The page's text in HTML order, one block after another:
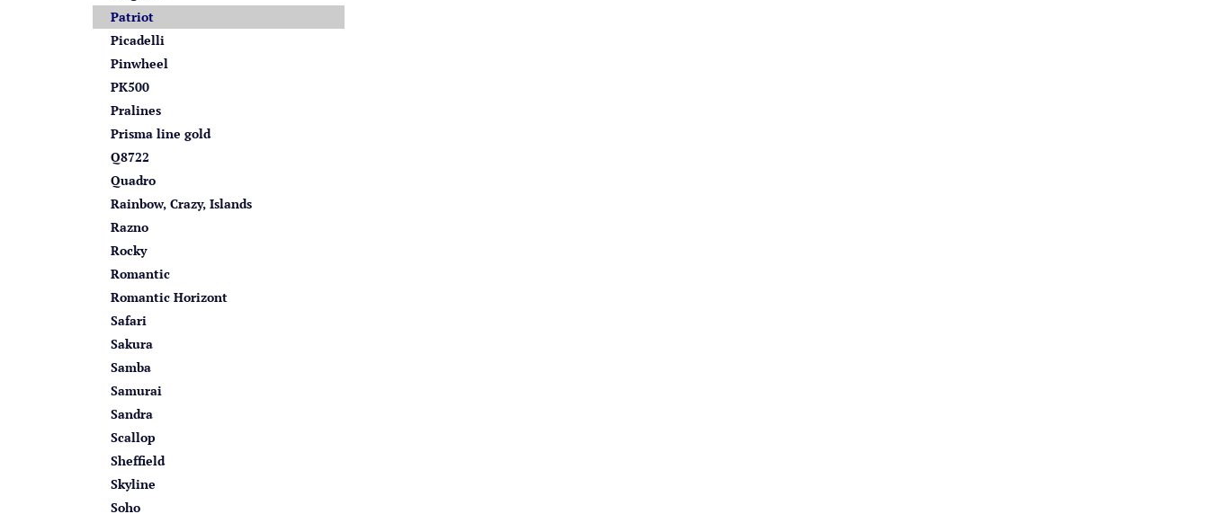
Patriot
Picadelli
Pinwheel
PK500
Pralines
Prisma line gold
Q8722
Quadro
Rainbow, Crazy, Islands
Razno
Rocky
Romantic
Romantic Horizont
Safari
Sakura
Samba
Samurai
Sandra
Scallop
Sheffield
Skyline
Soho